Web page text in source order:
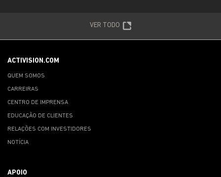
VER TODO
ACTIVISION.COM
QUEM SOMOS
CARREIRAS
CENTRO DE IMPRENSA
EDUCAÇÃO DE CLIENTES
RELAÇÕES COM INVESTIDORES
NOTÍCIA
APOIO